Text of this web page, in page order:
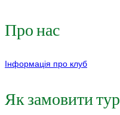
Про нас
Інформація про клуб
Як замовити тур